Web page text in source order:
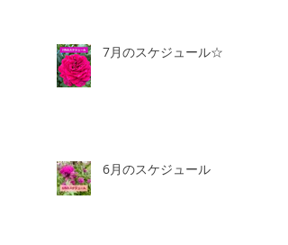
7月のスケジュール☆
6月のスケジュール